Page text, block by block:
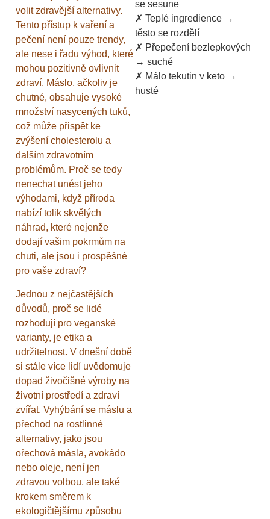
volit zdravější alternativy.
Tento přístup k vaření a
pečení není pouze trendy,
ale nese i řadu výhod, které
mohou pozitivně ovlivnit
zdraví. Máslo, ačkoliv je
chutné, obsahuje vysoké
množství nasycených tuků,
což může přispět ke
zvýšení cholesterolu a
dalším zdravotním
problémům. Proč se tedy
nenechat unést jeho
výhodami, když příroda
nabízí tolik skvělých
náhrad, které nejenže
dodají vašim pokrmům na
chuti, ale jsou i prospěšné
pro vaše zdraví?
Jednou z nejčastějších
důvodů, proč se lidé
rozhodují pro veganské
varianty, je etika a
udržitelnost. V dnešní době
si stále více lidí uvědomuje
dopad živočišné výroby na
životní prostředí a zdraví
zvířat. Vyhýbání se máslu a
přechod na rostlinné
alternativy, jako jsou
ořechová másla, avokádo
nebo oleje, není jen
zdravou volbou, ale také
krokem směrem k
ekologičtějšímu způsobu
se sesune
✗ Teplé ingredience →
těsto se rozdělí
✗ Přepečení bezlepkových
→ suché
✗ Málo tekutin v keto →
husté